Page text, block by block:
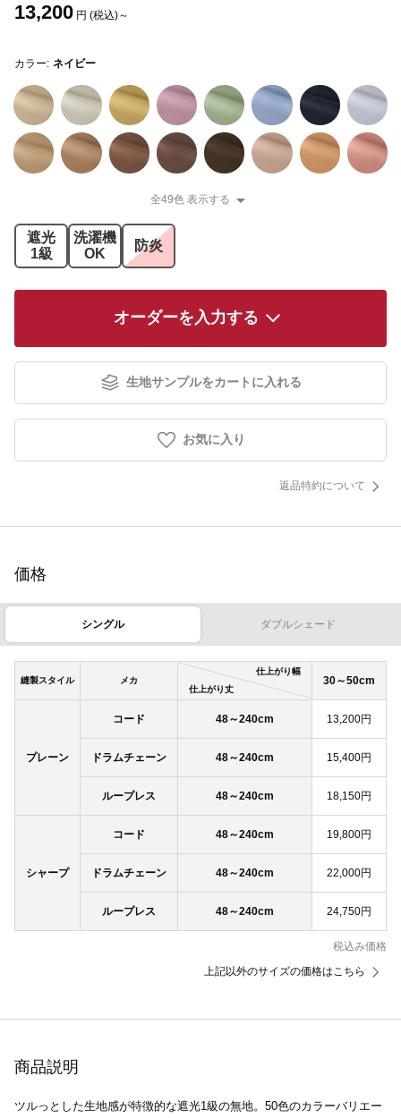
13,200 円 (税込)～
カラー: ネイビー
全49色 表示する
遮光
1級
洗濯機
OK
防炎
オーダーを入力する
生地サンプルをカートに入れる
お気に入り
返品特約について
価格
シングル ダブルシェード
縫製スタイル メカ
仕上がり幅
仕上がり丈
30～50cm
プレーン
コード 48～240cm 13,200円
ドラムチェーン 48～240cm 15,400円
ループレス 48～240cm 18,150円
シャープ
コード 48～240cm 19,800円
ドラムチェーン 48～240cm 22,000円
ループレス 48～240cm 24,750円
税込み価格
上記以外のサイズの価格はこちら
商品説明
ツルっとした生地感が特徴的な遮光1級の無地。50色のカラーバリエー